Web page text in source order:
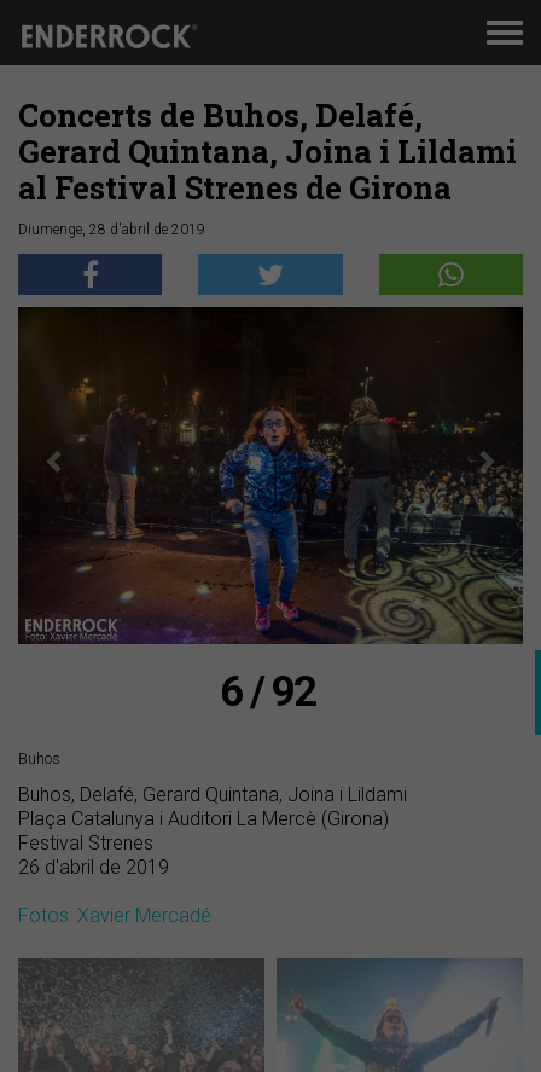
Concerts de Buhos, Delafé,
Gerard Quintana, Joina i Lildami
al Festival Strenes de Girona
Diumenge, 28 d'abril de 2019
Anterior
6 / 92
Buhos
Buhos, Delafé, Gerard Quintana, Joina i Lildami
Plaça Catalunya i Auditori La Mercè (Girona)
Festival Strenes
26 d'abril de 2019
Fotos: Xavier Mercadé